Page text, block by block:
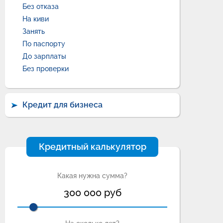
Без отказа
На киви
Занять
По паспорту
До зарплаты
Без проверки
Кредит для бизнеса
Кредитный калькулятор
Какая нужна сумма?
300 000руб